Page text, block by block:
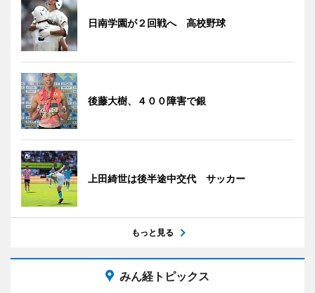
日南学園が２回戦へ 高校野球
後藤大樹、４００障害で銀
上田綺世は後半途中交代 サッカー
もっと見る
みん経トピックス